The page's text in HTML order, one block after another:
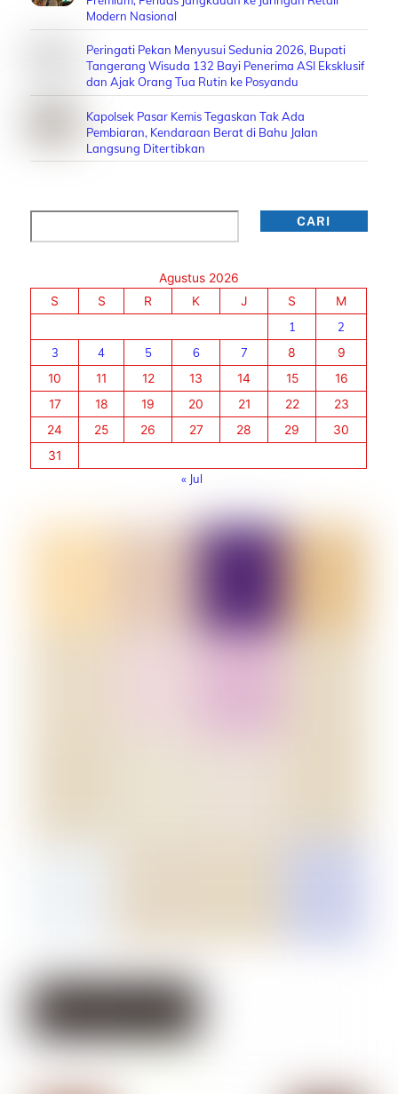
Modern Nasional
Peringati Pekan Menyusui Sedunia 2026, Bupati
Tangerang Wisuda 132 Bayi Penerima ASI Eksklusif
dan Ajak Orang Tua Rutin ke Posyandu
Kapolsek Pasar Kemis Tegaskan Tak Ada
Pembiaran, Kendaraan Berat di Bahu Jalan
Langsung Ditertibkan
CARI
Agustus 2026
S
S R K J S
M
1
2
3
4 5 6 7 8
9
10
11 12 13 14 15
16
17
18 19 20 21 22
23
24
25 26 27 28 29
30
31
« Jul